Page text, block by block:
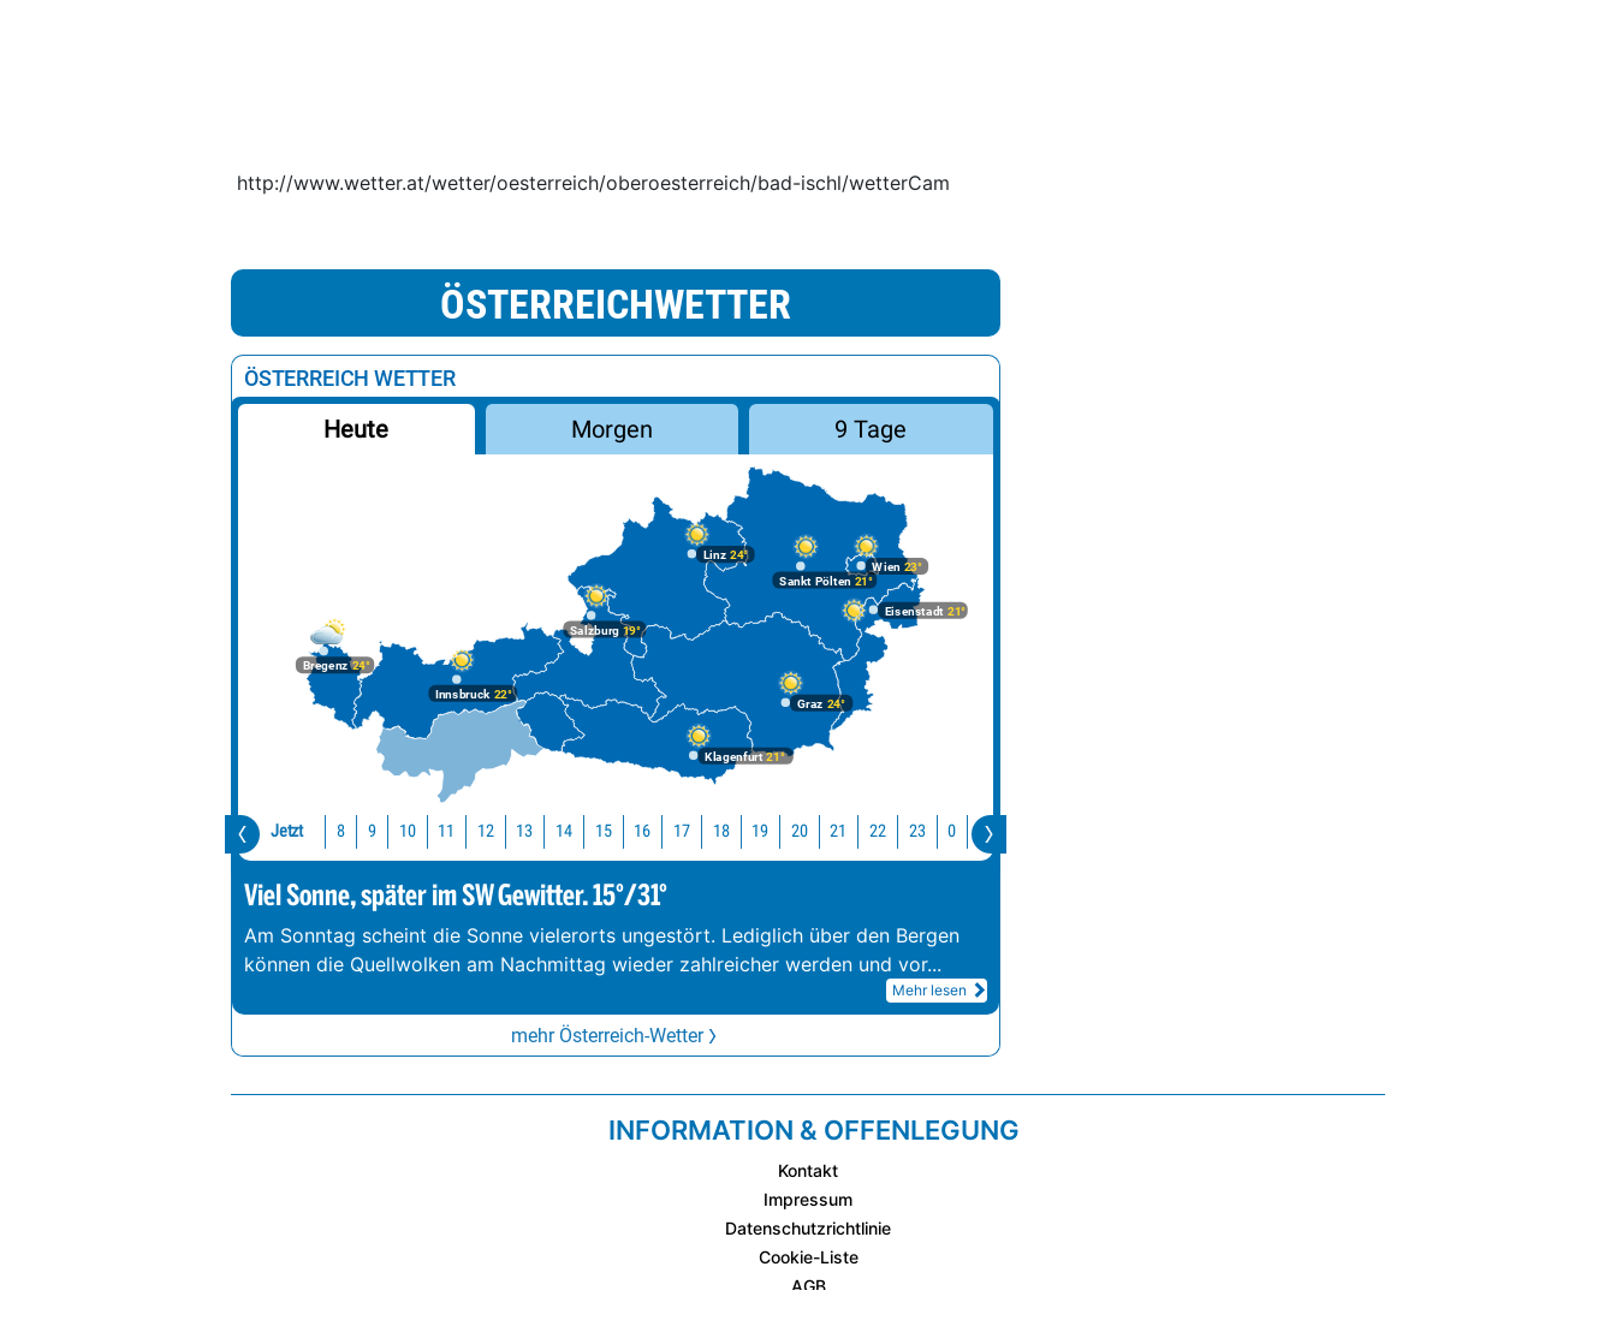
http://www.wetter.at/wetter/oesterreich/oberoesterreich/bad-ischl/wetterCam
ÖSTERREICHWETTER
ÖSTERREICH WETTER
Heute Morgen 9 Tage
Bregenz24°
Graz 24°
Innsbruck22°
Klagenfurt21°
Linz 24°
Salzburg19°
Wien 23°
Eisenstadt 21°
Sankt Pölten 21°
Jetzt 8 9 10 11 12 13 14 15 16 17 18 19 20 21 22 23 0 1
Viel Sonne, später im SW Gewitter. 15°/31°
Am Sonntag scheint die Sonne vielerorts ungestört. Lediglich über den Bergen
können die Quellwolken am Nachmittag wieder zahlreicher werden und vor...
Mehr lesen
mehr Österreich-Wetter
INFORMATION & OFFENLEGUNG
Kontakt
Impressum
Datenschutzrichtlinie
Cookie-Liste
AGB